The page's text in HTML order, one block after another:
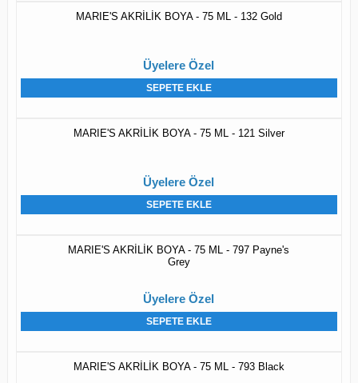
MARIE'S AKRİLİK BOYA - 75 ML - 132 Gold
Üyelere Özel
SEPETE EKLE
MARIE'S AKRİLİK BOYA - 75 ML - 121 Silver
Üyelere Özel
SEPETE EKLE
MARIE'S AKRİLİK BOYA - 75 ML - 797 Payne's
Grey
Üyelere Özel
SEPETE EKLE
MARIE'S AKRİLİK BOYA - 75 ML - 793 Black